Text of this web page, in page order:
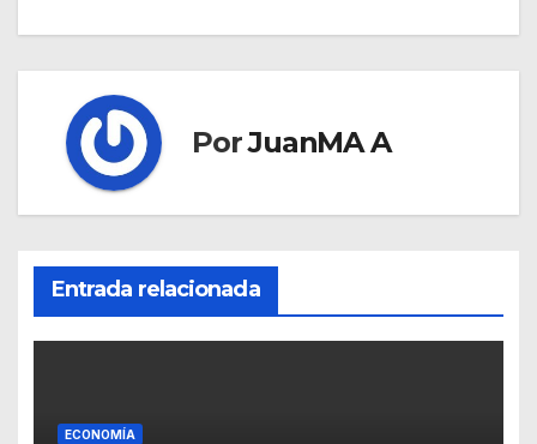
PorJuanMA A
Entrada relacionada
ECONOMÍA